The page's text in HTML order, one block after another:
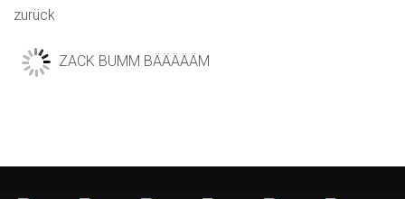
zurück
ZACK BUMM BÄÄÄÄÄM